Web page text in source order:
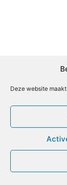
Deze website